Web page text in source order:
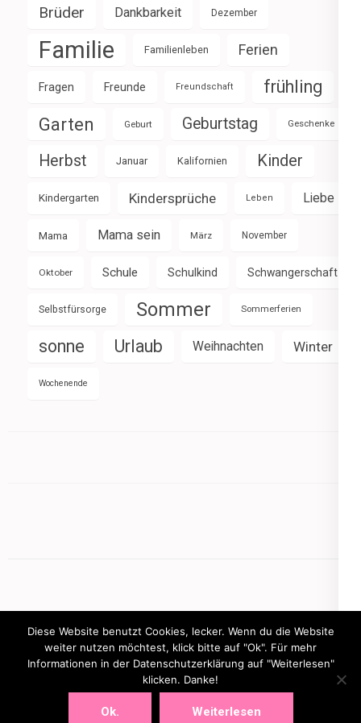
Brüder Dankbarkeit Dezember
Familie Familienleben Ferien
Fragen Freunde Freundschaft frühling
Garten Geburt Geburtstag Geschenke
Herbst Januar Kalifornien Kinder
Kindergarten Kindersprüche Leben Liebe
Mama Mama sein März November
Oktober Schule Schulkind Schwangerschaft
Selbstfürsorge Sommer Sommerferien
sonne Urlaub Weihnachten Winter
Wochenende
mamasbusiness.de
Diese Website benutzt Cookies, lecker. Wenn du die Website
weiter nutzen möchtest, klick bitte auf "Ok". Für mehr
Informationen in der Datenschutzerklärung auf "Weiterlesen"
klicken. Danke!
Ok. Weiterlesen